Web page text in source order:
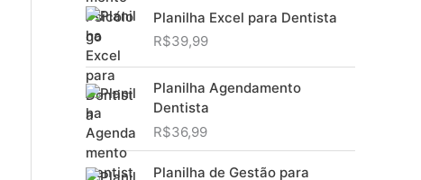
Planilha Excel para Dentista
R$39,99
Planilha Agendamento
Dentista
R$36,99
Planilha de Gestão para